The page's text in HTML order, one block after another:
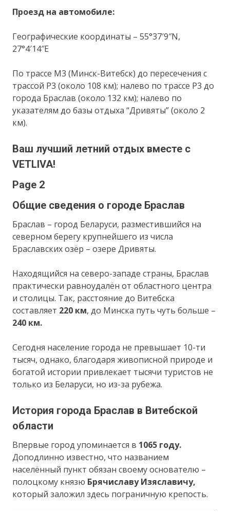
Проезд на автомобиле:
Географические координаты – 55°37′9″N,
27°4′14″E
По трассе М3 (Минск-Витебск) до пересечения с
трассой Р3 (около 108 км); налево по трассе Р3 до
города Браслав (около 132 км); налево по
указателям до базы отдыха “Дривяты” (около 2
км).
Ваш лучший летний отдых вместе с
VETLIVA!
Page 2
Общие сведения о городе Браслав
Браслав – город Беларуси, разместившийся на
северном берегу крупнейшего из числа
Браславских озёр – озере Дривяты.
Находящийся на северо-западе страны, Браслав
практически равноудалён от областного центра
и столицы. Так, расстояние до Витебска
составляет 220 км, до Минска путь чуть больше –
240 км.
Сегодня население города не превышает 10-ти
тысяч, однако, благодаря живописной природе и
богатой истории привлекает тысячи туристов не
только из Беларуси, но из-за рубежа.
История города Браслав в Витебской
области
Впервые город упоминается в 1065 году.
Доподлинно известно, что названием
населённый пункт обязан своему основателю –
полоцкому князю Брячиславу Изяславичу,
который заложил здесь пограничную крепость.